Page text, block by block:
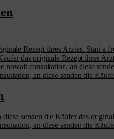
Rezept ihres Arztes. Start a
das originale Rezept ihres
nowait consultation, an diese
an diese senden die
senden die Käufer das
an diese senden die